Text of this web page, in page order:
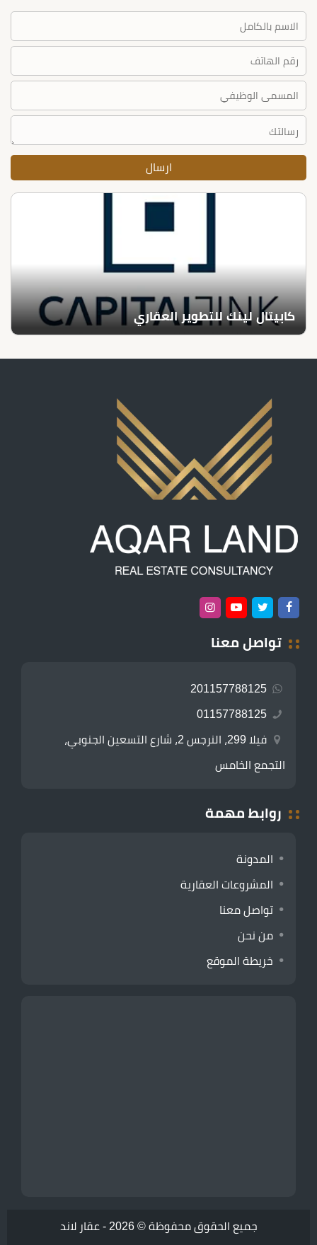
كابيتال لينك للتطوير العقاري
تواصل معنا
201157788125
01157788125
فيلا 299، النرجس 2، شارع التسعين الجنوبي،
التجمع الخامس
روابط مهمة
المدونة
المشروعات العقارية
تواصل معنا
من نحن
خريطة الموقع
جميع الحقوق محفوظة © 2026 - عقار لاند